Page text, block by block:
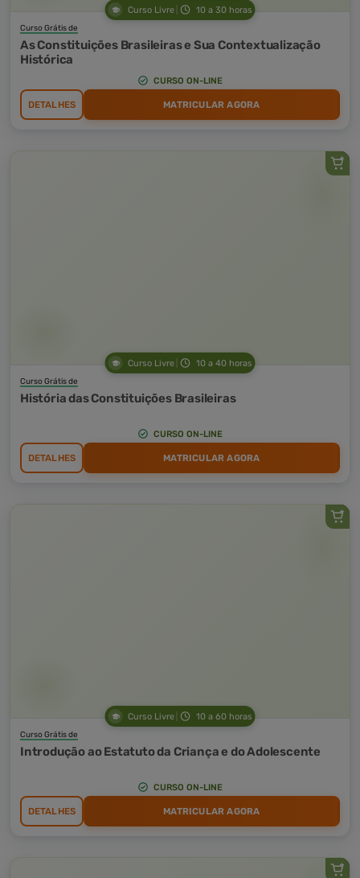
Curso Livre 10 a 30 horas
Curso Grátis de
As Constituições Brasileiras e Sua Contextualização
Histórica
CURSO ON-LINE
DETALHES MATRICULAR AGORA
Curso Livre 10 a 40 horas
Curso Grátis de
História das Constituições Brasileiras
CURSO ON-LINE
DETALHES MATRICULAR AGORA
Curso Livre 10 a 60 horas
Curso Grátis de
Introdução ao Estatuto da Criança e do Adolescente
CURSO ON-LINE
DETALHES MATRICULAR AGORA